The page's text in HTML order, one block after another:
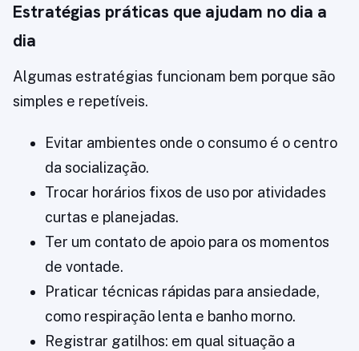
Estratégias práticas que ajudam no dia a
dia
Algumas estratégias funcionam bem porque são
simples e repetíveis.
Evitar ambientes onde o consumo é o centro
da socialização.
Trocar horários fixos de uso por atividades
curtas e planejadas.
Ter um contato de apoio para os momentos
de vontade.
Praticar técnicas rápidas para ansiedade,
como respiração lenta e banho morno.
Registrar gatilhos: em qual situação a